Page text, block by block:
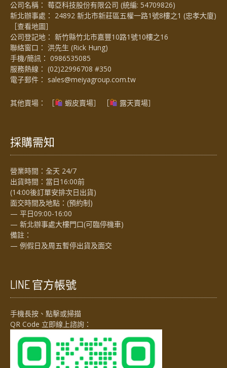
公司名稱： 莓亞科技股份有限公司 (統編: 54709826)
新北辦事處： 24892 新北市新莊區五權一路1號8樓之1 (忠孝大廈)
［查看地圖］
公司登記地： 新竹縣竹北市嘉豐10路1號10樓之16
聯絡窗口： 洪先生 (Rick Hung)
手機/簡訊： 0986535085
服務熱線： (02)22996708 #350
電子郵件： sales@meiyagroup.com.tw
其他賣場： ［ 蝦皮賣場］ ［ 露天賣場］
採購需知
營業時間：全天 24/7
出貨時間：當日16:00前
(14:00後訂單安排次日出貨)
面交時間及地點：(預約制)
— 平日09:00-16:00
— 新北辦事處大樓門口(可臨停機車)
備註：
— 例假日及周五暫停出貨及面交
LINE 官方帳號
手機長按、點擊或掃描
QR Code 立即線上諮詢：